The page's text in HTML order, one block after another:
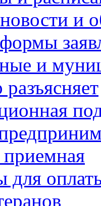
и
и
для